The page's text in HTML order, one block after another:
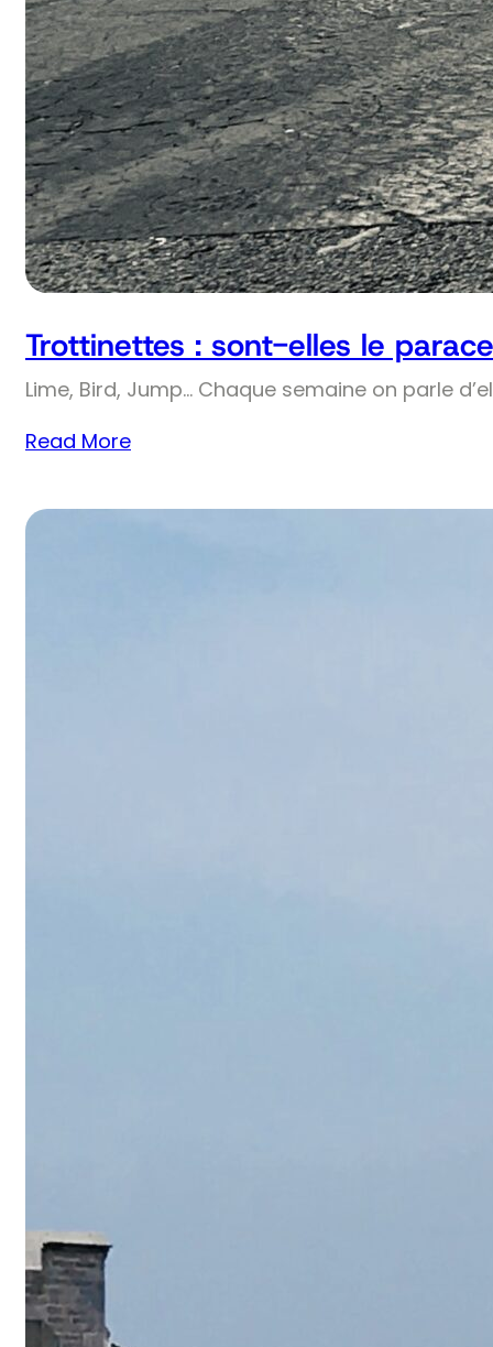
Trottinettes : sont-elles le
Lime, Bird, Jump… Chaque semaine on parle
Read More